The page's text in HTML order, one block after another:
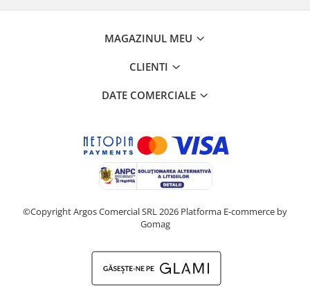
MAGAZINUL MEU
CLIENTI
DATE COMERCIALE
©Copyright Argos Comercial SRL 2026 Platforma E-commerce by
Gomag